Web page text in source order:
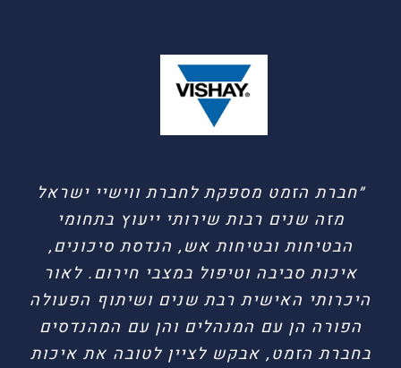
״חברת הזמט מספקת לחברת ווישיי ישראל
מזה שנים רבות שירותי ייעוץ בתחומי
הבטיחות ובטיחות אש, הנדסת סיכונים,
איכות סביבה וטיפול במצבי חירום. לאור
היכרותי האישית רבת שנים ושיתוף הפעולה
הפורה הן עם המנהלים והן עם המהנדסים
בחברת הזמט, אבקש לציין לטובה את איכות